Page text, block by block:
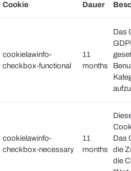
Cookie Dauer
cookielawinfo-
checkbox-functional
11
months
Das
cookielawinfo-
checkbox-necessary
11
months
Das
die
die